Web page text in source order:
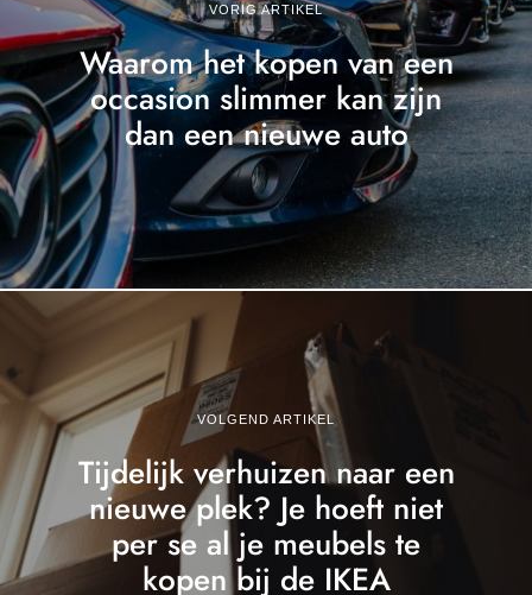
VORIG ARTIKEL
Waarom het kopen van een
occasion slimmer kan zijn
dan een nieuwe auto
VOLGEND ARTIKEL
Tijdelijk verhuizen naar een
nieuwe plek? Je hoeft niet
per se al je meubels te
kopen bij de IKEA